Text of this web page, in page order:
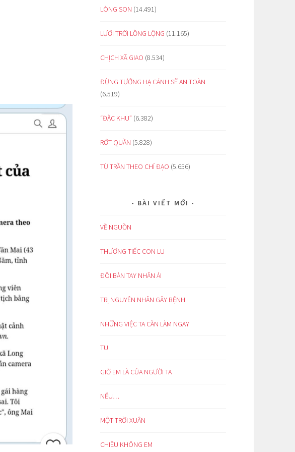
LÒNG SON (14.491)
LƯỚI TRỜI LỒNG LỘNG (11.165)
CHỊCH XÃ GIAO (8.534)
ĐỪNG TƯỞNG HẠ CÁNH SẼ AN TOÀN
(6.519)
“ĐẶC KHU” (6.382)
RỚT QUẦN (5.828)
TỪ TRẦN THEO CHỈ ĐẠO (5.656)
BÀI VIẾT MỚI
VỀ NGUỒN
THƯƠNG TIẾC CON LU
ĐÔI BÀN TAY NHÂN ÁI
TRỊ NGUYÊN NHÂN GÂY BỆNH
NHỮNG VIỆC TA CẦN LÀM NGAY
TU
GIỜ EM LÀ CỦA NGƯỜI TA
NẾU…
MỘT TRỜI XUÂN
CHIỀU KHÔNG EM